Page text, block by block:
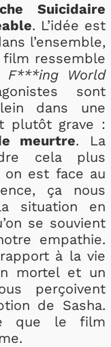
Suicidaire
. L’idée est
l’ensemble,
ressemble
F***ing World
sont
dans une
plutôt grave :
meurtre. La
cela plus
on est face au
ça nous
situation en
se souvient
empathie.
à la vie
mortel et un
perçoivent
de Sasha.
que le film